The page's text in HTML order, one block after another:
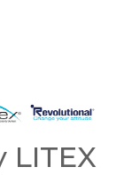
LITEX